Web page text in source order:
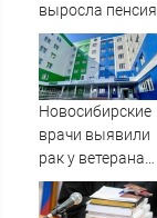
выросла пенсия
за пять лет -
Новости на
Вести.ru
Новосибирские
врачи выявили
рак у ветерана
СВО в ходе
бесплатной